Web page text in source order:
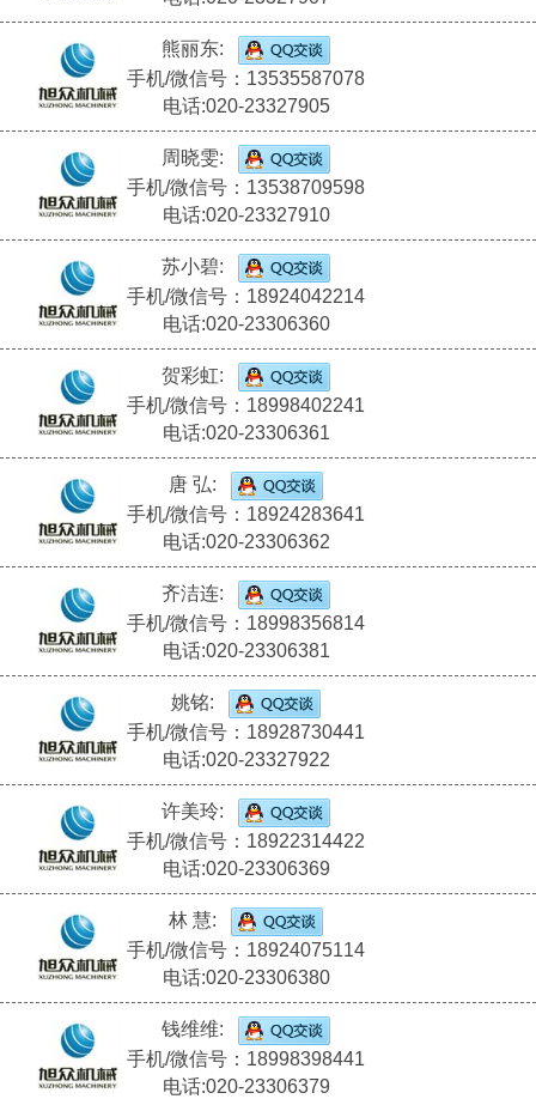
熊丽东:
手机/微信号：13535587078
电话:020-23327905
周晓雯:
手机/微信号：13538709598
电话:020-23327910
苏小碧:
手机/微信号：18924042214
电话:020-23306360
贺彩虹:
手机/微信号：18998402241
电话:020-23306361
唐 弘:
手机/微信号：18924283641
电话:020-23306362
齐洁连:
手机/微信号：18998356814
电话:020-23306381
姚铭:
手机/微信号：18928730441
电话:020-23327922
许美玲:
手机/微信号：18922314422
电话:020-23306369
林 慧:
手机/微信号：18924075114
电话:020-23306380
钱维维:
手机/微信号：18998398441
电话:020-23306379